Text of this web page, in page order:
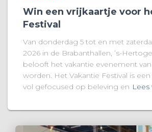
Win een vrijkaartje voor
Festival
Van donderdag 5 tot en met
2026 in de Brabanthallen, ’s-
belooft het vakantie evenement
worden. Het Vakantie Festival is
vol gefocused op beleving en Lees